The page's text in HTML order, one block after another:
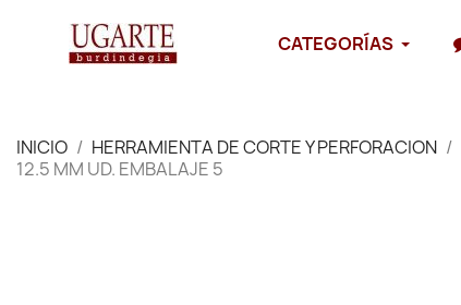
CATEGORÍAS
INICIO HERRAMIENTA DE CORTE Y PERFORACION
12.5 MM UD. EMBALAJE 5